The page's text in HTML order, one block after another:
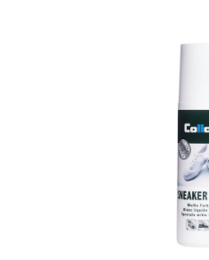
Fabricante de
Actualiza el color de
Crema líquida con
para cuero liso blanco.
Nutre y protege el